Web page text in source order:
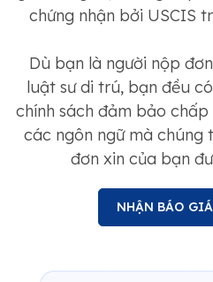
chứng nhận bởi USCIS
Dù bạn là người nộp
luật sư di trú, bạn đều
chính sách đảm bảo
các ngôn ngữ mà chúng
đơn xin của bạn
NHẬN BÁO